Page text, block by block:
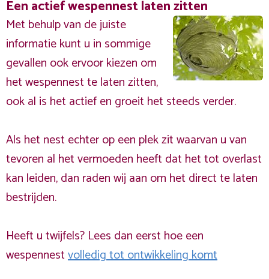
Een actief wespennest laten zitten
Met behulp van de juiste
informatie kunt u in sommige
gevallen ook ervoor kiezen om
het wespennest te laten zitten,
ook al is het actief en groeit het steeds verder.
Als het nest echter op een plek zit waarvan u van
tevoren al het vermoeden heeft dat het tot overlast
kan leiden, dan raden wij aan om het direct te laten
bestrijden.
Heeft u twijfels? Lees dan eerst hoe een
wespennestvolledig tot ontwikkeling komt